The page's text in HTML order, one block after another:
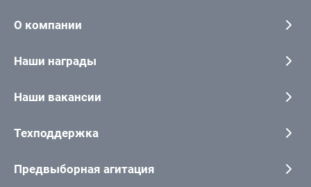
О компании
Наши награды
Наши вакансии
Техподдержка
Предвыборная агитация